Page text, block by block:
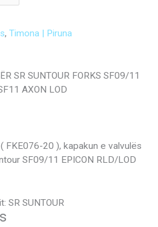
, Timona | Piruna
SR SUNTOUR FORKS SF09/11
AXON LOD
FKE076-20 ), kapakun e valvulës
SF09/11 EPICON RLD/LOD
SR SUNTOUR